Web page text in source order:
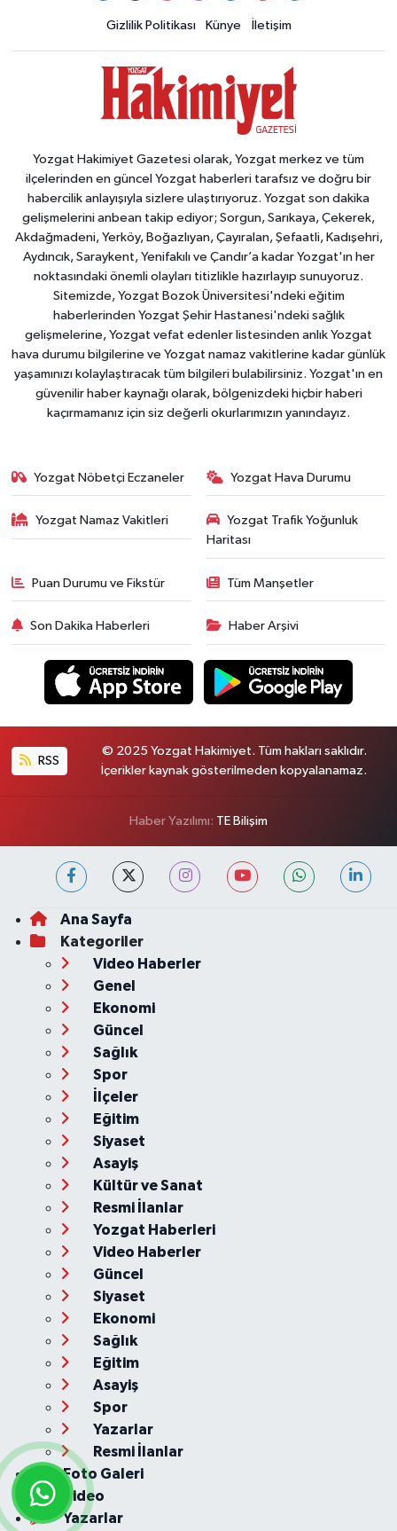
Gizlilik Politikası Künye İletişim
Yozgat Hakimiyet Gazetesi olarak, Yozgat merkez ve tüm
ilçelerinden en güncel Yozgat haberleri tarafsız ve doğru bir
habercilik anlayışıyla sizlere ulaştırıyoruz. Yozgat son dakika
gelişmelerini anbean takip ediyor; Sorgun, Sarıkaya, Çekerek,
Akdağmadeni, Yerköy, Boğazlıyan, Çayıralan, Şefaatli, Kadışehri,
Aydıncık, Saraykent, Yenifakılı ve Çandır’a kadar Yozgat'ın her
noktasındaki önemli olayları titizlikle hazırlayıp sunuyoruz.
Sitemizde, Yozgat Bozok Üniversitesi'ndeki eğitim
haberlerinden Yozgat Şehir Hastanesi'ndeki sağlık
gelişmelerine, Yozgat vefat edenler listesinden anlık Yozgat
hava durumu bilgilerine ve Yozgat namaz vakitlerine kadar günlük
yaşamınızı kolaylaştıracak tüm bilgileri bulabilirsiniz. Yozgat'ın en
güvenilir haber kaynağı olarak, bölgenizdeki hiçbir haberi
kaçırmamanız için siz değerli okurlarımızın yanındayız.
Yozgat Nöbetçi Eczaneler Yozgat Hava Durumu
Yozgat Namaz Vakitleri
Yozgat Trafik Yoğunluk
Haritası
Puan Durumu ve Fikstür Tüm Manşetler
Son Dakika Haberleri Haber Arşivi
RSS
© 2025 Yozgat Hakimiyet. Tüm hakları saklıdır.
İçerikler kaynak gösterilmeden kopyalanamaz.
Haber Yazılımı: TE Bilişim
Ana Sayfa
Kategoriler
Video Haberler
Genel
Ekonomi
Güncel
Sağlık
Spor
İlçeler
Eğitim
Siyaset
Asayiş
Kültür ve Sanat
Resmi İlanlar
Yozgat Haberleri
Video Haberler
Güncel
Siyaset
Ekonomi
Sağlık
Eğitim
Asayiş
Spor
Yazarlar
Resmi İlanlar
Foto Galeri
Video
Yazarlar